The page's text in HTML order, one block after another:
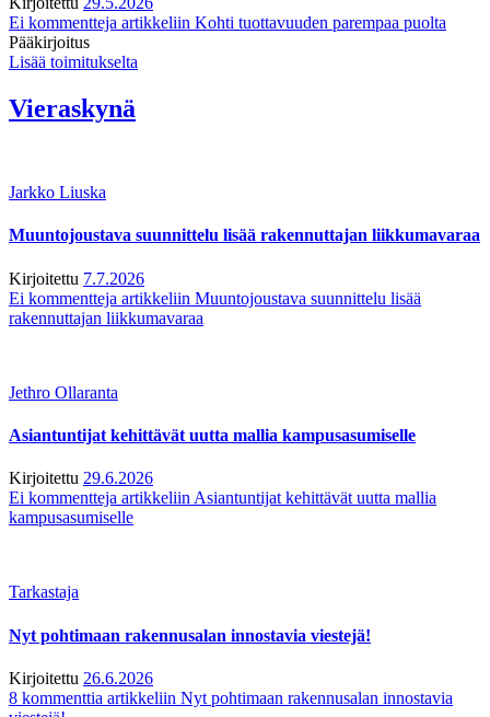
Ei kommentteja artikkeliin Kohti tuottavuuden parempaa puolta
Pääkirjoitus
Lisää toimitukselta
Vieraskynä
Jarkko Liuska
Muuntojoustava suunnittelu lisää rakennuttajan liikkumavaraa
Kirjoitettu 7.7.2026
Ei kommentteja artikkeliin Muuntojoustava suunnittelu lisää
rakennuttajan liikkumavaraa
Jethro Ollaranta
Asiantuntijat kehittävät uutta mallia kampusasumiselle
Kirjoitettu 29.6.2026
Ei kommentteja artikkeliin Asiantuntijat kehittävät uutta mallia
kampusasumiselle
Tarkastaja
Nyt pohtimaan rakennusalan innostavia viestejä!
Kirjoitettu 26.6.2026
8 kommenttia artikkeliin Nyt pohtimaan rakennusalan innostavia